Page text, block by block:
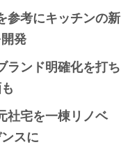
参考にキッチンの新
発
ランド明確化を打ち
社宅を一棟リノベ
スに